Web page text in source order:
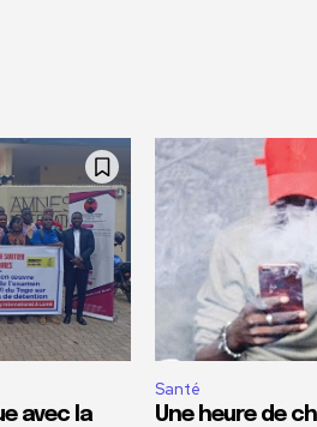
avec la
Santé
Une heure de